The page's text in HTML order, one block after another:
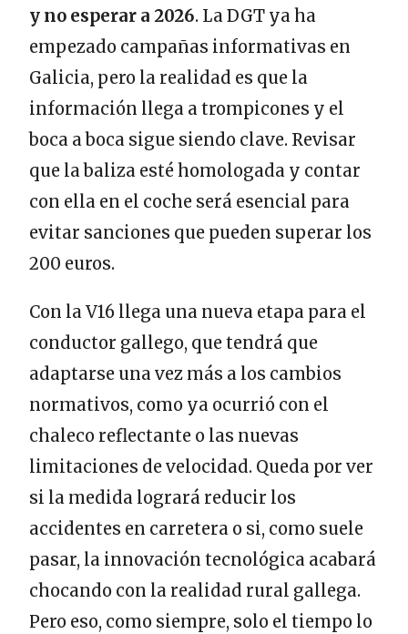
y no esperar a 2026. La DGT ya ha
empezado campañas informativas en
Galicia, pero la realidad es que la
información llega a trompicones y el
boca a boca sigue siendo clave. Revisar
que la baliza esté homologada y contar
con ella en el coche será esencial para
evitar sanciones que pueden superar los
200 euros.
Con la V16 llega una nueva etapa para el
conductor gallego, que tendrá que
adaptarse una vez más a los cambios
normativos, como ya ocurrió con el
chaleco reflectante o las nuevas
limitaciones de velocidad. Queda por ver
si la medida logrará reducir los
accidentes en carretera o si, como suele
pasar, la innovación tecnológica acabará
chocando con la realidad rural gallega.
Pero eso, como siempre, solo el tiempo lo